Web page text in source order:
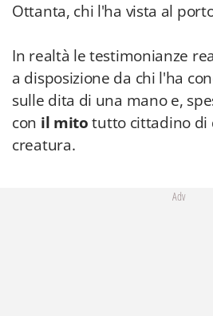
Ottanta, chi l'ha vista al
In realtà le testimonianze
a disposizione da chi l'ha
sulle dita di una mano e,
con il mitotutto cittadino di
creatura.
Adv